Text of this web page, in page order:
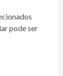
pode ser